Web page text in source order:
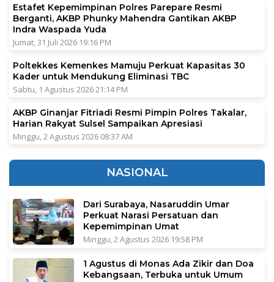
Estafet Kepemimpinan Polres Parepare Resmi
Berganti, AKBP Phunky Mahendra Gantikan AKBP
Indra Waspada Yuda
Jumat, 31 Juli 2026 19:16 PM
Poltekkes Kemenkes Mamuju Perkuat Kapasitas 30
Kader untuk Mendukung Eliminasi TBC
Sabtu, 1 Agustus 2026 21:14 PM
AKBP Ginanjar Fitriadi Resmi Pimpin Polres Takalar,
Harian Rakyat Sulsel Sampaikan Apresiasi
Minggu, 2 Agustus 2026 08:37 AM
NASIONAL
Dari Surabaya, Nasaruddin Umar
Perkuat Narasi Persatuan dan
Kepemimpinan Umat
Minggu, 2 Agustus 2026 19:58 PM
1 Agustus di Monas Ada Zikir dan Doa
Kebangsaan, Terbuka untuk Umum